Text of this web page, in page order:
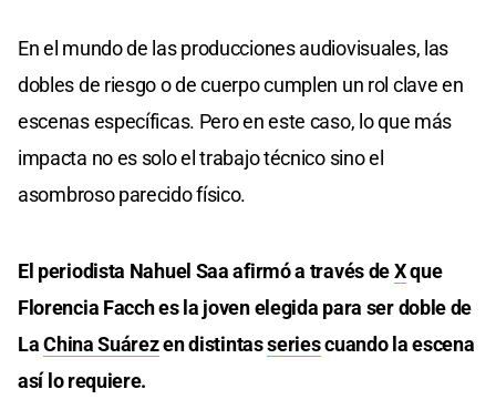
En el mundo de las producciones audiovisuales, las
dobles de riesgo o de cuerpo cumplen un rol clave en
escenas específicas. Pero en este caso, lo que más
impacta no es solo el trabajo técnico sino el
asombroso parecido físico.
El periodista Nahuel Saa afirmó a través deXque
Florencia Facch es la joven elegida para ser doble de
LaChina Suárezen distintasseriescuando la escena
así lo requiere.